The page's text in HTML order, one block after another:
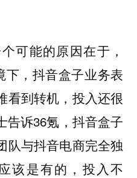
可能的原因在于，
下，抖音盒子业务表
看到转机，投入还很
告诉36氪，抖音盒子
队与抖音电商完全独
该是有的，投入不